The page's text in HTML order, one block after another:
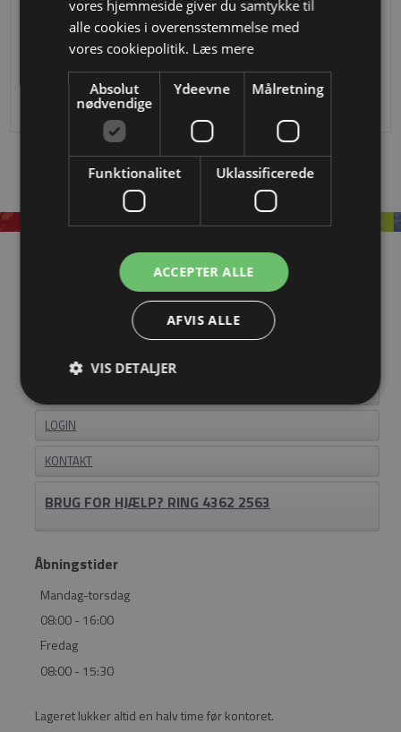
Locinox overflademonteret låsekasse til 30 mm (Zilver)
DKK 968,50 DKK 968,50
BLIV FORHANDLER
LOGIN
KONTAKT
BRUG FOR HJÆLP? RING 4362 2563
Åbningstider
Mandag-torsdag
08:00 - 16:00
Fredag
08:00 - 15:30
Lageret lukker altid en halv time før kontoret.
vores hjemmeside giver du samtykke til
alle cookies i overensstemmelse med
vores cookiepolitik. Læs mere
Absolut
nødvendige
Ydeevne Målretning
Funktionalitet Uklassificerede
ACCEPTER ALLE
AFVIS ALLE
VIS DETALJER